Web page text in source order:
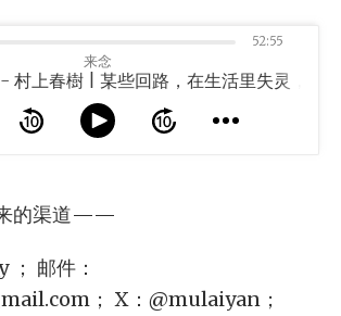
来念
上春樹 | 某些回路，在生活里失灵，在
52:55
的渠道——
邮件：
； X：@mulaiyan；